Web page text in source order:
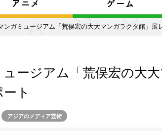
ガミュージアム「荒俣宏の大大マンガラクタ館」展
ージアム「荒俣宏の大
ト
アジアのメディア芸術